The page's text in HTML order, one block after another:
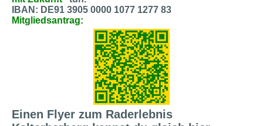
IBAN: DE91 3905 0000 1077 1277 83
Mitgliedsantrag:
Einen Flyer zum Raderlebnis